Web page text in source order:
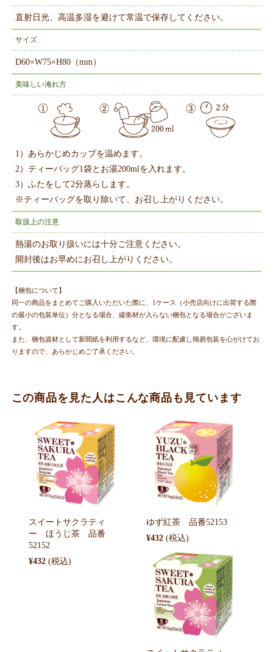
直射日光、高温多湿を避けて常温で保存してください。
サイズ
D60×W75×H80（mm）
美味しい淹れ方
1）あらかじめカップを温めます。
2）ティーバッグ1袋とお湯200mlを入れます。
3）ふたをして2分蒸らします。
※ティーバッグを取り除いて、お召し上がりください。
取扱上の注意
熱湯のお取り扱いには十分ご注意ください。
開封後はお早めにお召し上がりください。
【梱包について】
同一の商品をまとめてご購入いただいた際に、1ケース（小売店向けに出荷する際
の最小の包装単位）分となる場合、緩衝材が入らない梱包となる場合がございま
す。
また、梱包資材として新聞紙を利用するなど、環境に配慮し簡易包装を心がけてお
りますので、あらかじめご了承ください。
この商品を見た人はこんな商品も見ています
スイートサクラティ
ー ほうじ茶 品番
52152
¥432
ゆず紅茶 品番52153
¥432